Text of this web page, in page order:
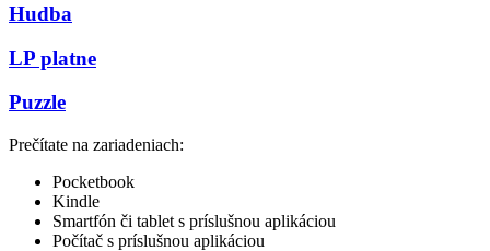
Hudba
LP platne
Puzzle
Prečítate na zariadeniach:
Pocketbook
Kindle
Smartfón či tablet s príslušnou aplikáciou
Počítač s príslušnou aplikáciou